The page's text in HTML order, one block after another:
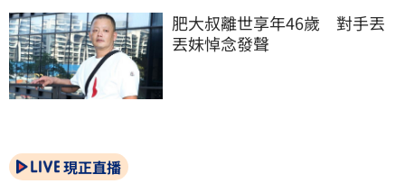
肥大叔離世享年46歲　對手丟
丟妹悼念發聲
現正直播